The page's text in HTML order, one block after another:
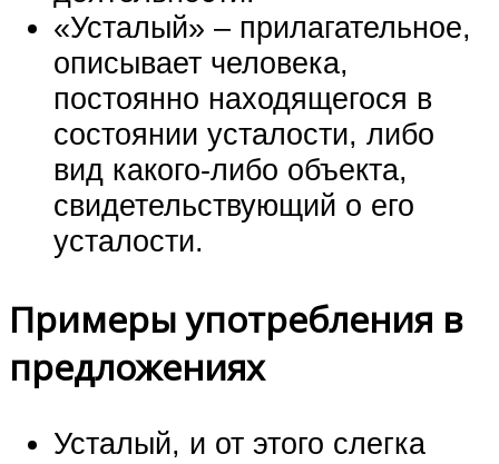
«Усталый» – прилагательное,
описывает человека,
постоянно находящегося в
состоянии усталости, либо
вид какого-либо объекта,
свидетельствующий о его
усталости.
Примеры употребления в
предложениях
Усталый, и от этого слегка